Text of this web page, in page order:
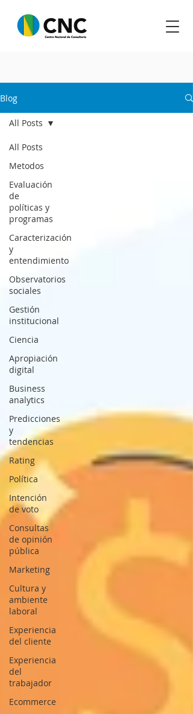
Blog
All Posts
Metodos
Evaluación
de
políticas y
programas
Caracterización
y
entendimiento
Observatorios
sociales
Gestión
institucional
Ciencia
Apropiación
digital
Business
analytics
Predicciones
y
tendencias
Rating
Política
Intención
de voto
Consultas
de opinión
pública
Marketing
Cultura y
ambiente
laboral
Experiencia
del cliente
Experiencia
del
trabajador
Ecommerce
All Posts